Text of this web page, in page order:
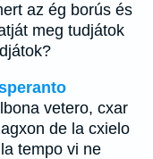
az ég borús és
meg tudjátok
vetero, cxar
de la cxielo
tempo vi ne